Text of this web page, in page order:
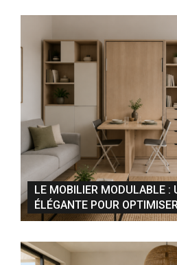
LE MOBILIER MODULABLE :
ÉLÉGANTE POUR